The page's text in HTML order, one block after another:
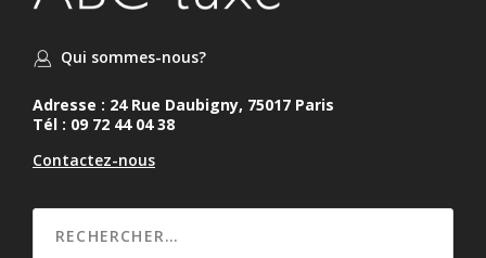
Qui sommes-nous?
Adresse : 24 Rue Daubigny, 75017 Paris
Tél : 09 72 44 04 38
Contactez-nous